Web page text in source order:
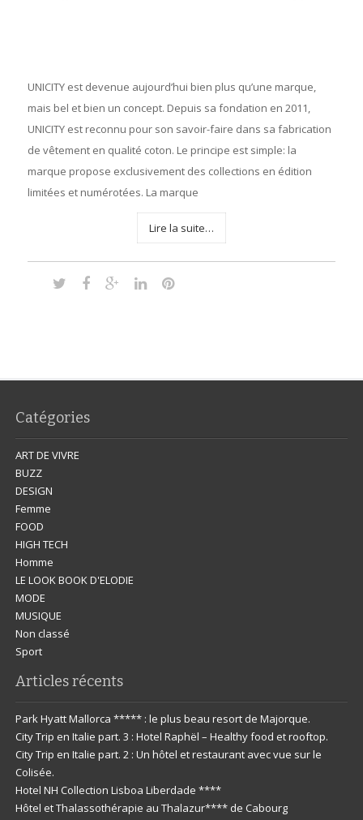
UNICITY est devenue aujourd’hui bien plus qu’une marque,
mais bel et bien un concept. Depuis sa fondation en 2011,
UNICITY est reconnu pour son savoir-faire dans sa fabrication
de vêtement en qualité coton. Le principe est simple: la
marque propose exclusivement des collections en édition
limitées et numérotées. La marque
Lire la suite…
Catégories
ART DE VIVRE
BUZZ
DESIGN
Femme
FOOD
HIGH TECH
Homme
LE LOOK BOOK D'ELODIE
MODE
MUSIQUE
Non classé
Sport
Articles récents
Park Hyatt Mallorca ***** : le plus beau resort de Majorque.
City Trip en Italie part. 3 : Hotel Raphël – Healthy food et rooftop.
City Trip en Italie part. 2 : Un hôtel et restaurant avec vue sur le
Colisée.
Hotel NH Collection Lisboa Liberdade ****
Hôtel et Thalassothérapie au Thalazur**** de Cabourg